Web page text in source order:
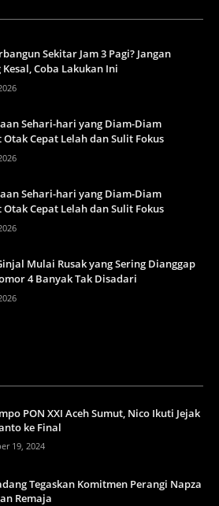
Sekitar Jam 3 Pagi? Jangan
Kesal, Coba Lakukan Ini
Sehari-hari yang Diam-Diam
Cepat Lelah dan Sulit Fokus
Sehari-hari yang Diam-Diam
Cepat Lelah dan Sulit Fokus
Mulai Rusak yang Sering Dianggap
4 Banyak Tak Disadari
PON XXI Aceh Sumut, Nico Ikuti Jejak
ke Final
19, 2024
Tegaskan Komitmen Perangi Napza
Remaja